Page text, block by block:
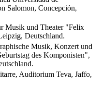
Salomon, Concepción,
Musik und Theater "Felix
Deutschland.
Musik, Konzert und
des Komponisten",
Auditorium Teva, Jaffo,